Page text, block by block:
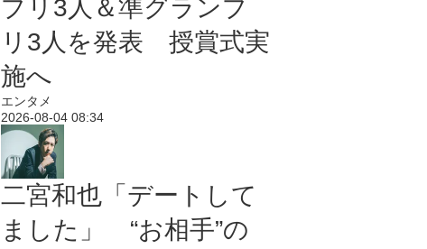
プリ3人＆準グランプ
リ3人を発表 授賞式実
施へ
エンタメ
2026-08-04 08:34
二宮和也「デートして
ました」 “お相手”の